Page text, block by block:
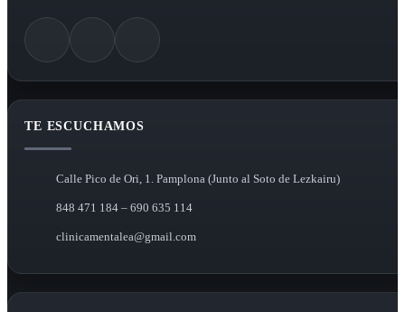
TE ESCUCHAMOS
Calle Pico de Ori, 1. Pamplona (Junto al Soto de Lezkairu)
848 471 184 – 690 635 114
clinicamentalea@gmail.com